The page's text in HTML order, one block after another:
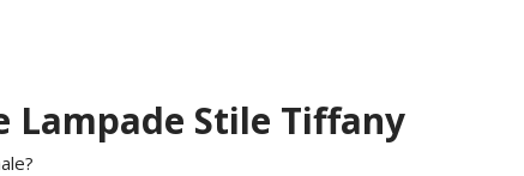
Lampade Stile Tiffany